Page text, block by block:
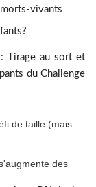
vivants
Tirage au sort et
du Challenge
de taille (mais
des